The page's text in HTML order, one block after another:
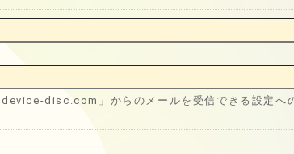
disc.com」からのメールを受信できる設定へ